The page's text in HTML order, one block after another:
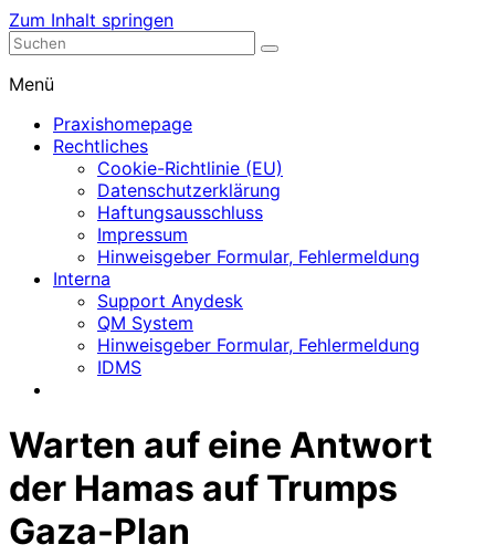
Zum Inhalt springen
Nephrologische Praxis mit Dialyse
Menü
Praxishomepage
Rechtliches
Cookie-Richtlinie (EU)
Datenschutzerklärung
Haftungsausschluss
Impressum
Hinweisgeber Formular, Fehlermeldung
Interna
Support Anydesk
QM System
Hinweisgeber Formular, Fehlermeldung
IDMS
Warten auf eine Antwort
der Hamas auf Trumps
Gaza-Plan